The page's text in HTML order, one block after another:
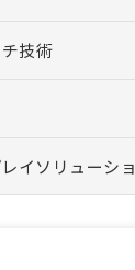
技術
イソリューシ